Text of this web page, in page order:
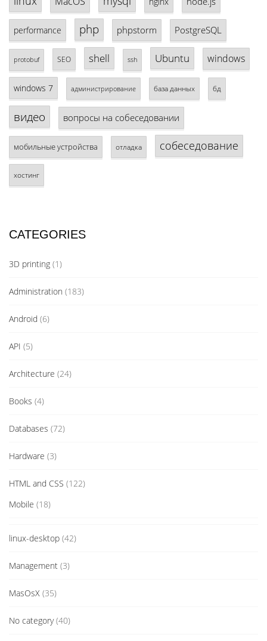
performance php phpstorm PostgreSQL
protobuf SEO shell ssh Ubuntu windows
windows 7 администрирование база данных бд
видео вопросы на собеседовании
мобильные устройства отладка собеседование
хостинг
CATEGORIES
3D printing (1)
Administration (183)
Android (6)
API (5)
Architecture (24)
Books (4)
Databases (72)
Hardware (3)
HTML and CSS (122)
Mobile (18)
linux-desktop (42)
Management (3)
MasOsX (35)
No category(40)